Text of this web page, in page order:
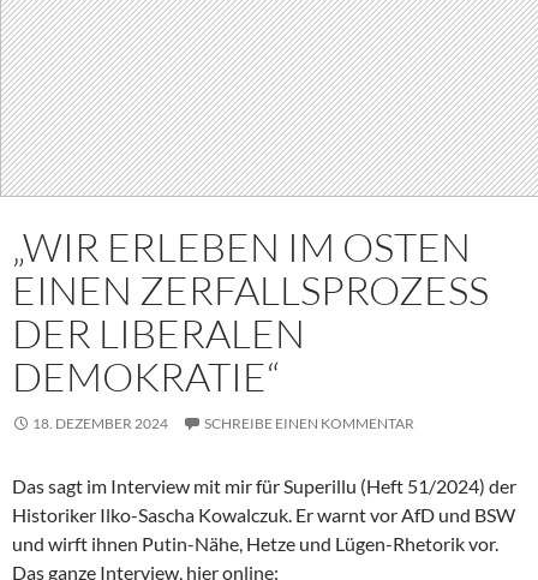
„WIR ERLEBEN IM OSTEN
EINEN ZERFALLSPROZESS
DER LIBERALEN
DEMOKRATIE“
18. DEZEMBER 2024 SCHREIBE EINEN KOMMENTAR
Das sagt im Interview mit mir für Superillu (Heft 51/2024) der
Historiker Ilko-Sascha Kowalczuk. Er warnt vor AfD und BSW
und wirft ihnen Putin-Nähe, Hetze und Lügen-Rhetorik vor.
Das ganze Interview, hier online: